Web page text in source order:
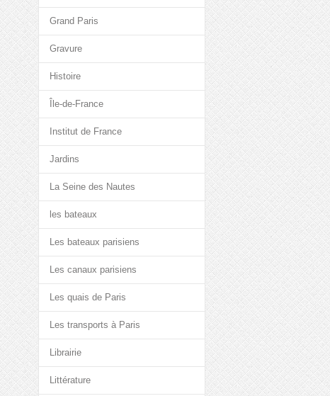
Grand Paris
Gravure
Histoire
Île-de-France
Institut de France
Jardins
La Seine des Nautes
les bateaux
Les bateaux parisiens
Les canaux parisiens
Les quais de Paris
Les transports à Paris
Librairie
Littérature